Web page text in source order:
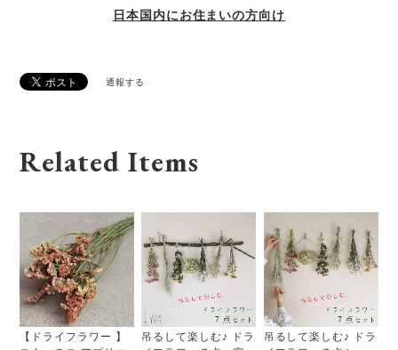
日本国内にお住まいの方向け
通報する
Related Items
【ドライフラワー 】
吊るして楽しむ♪ ドラ
吊るして楽しむ♪ ドラ